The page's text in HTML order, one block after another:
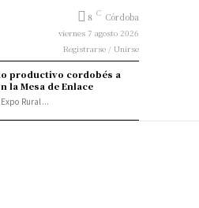
8 C Córdoba
viernes 7 agosto 2026
Registrarse / Unirse
productivo cordobés a
la Mesa de Enlace
Rural...